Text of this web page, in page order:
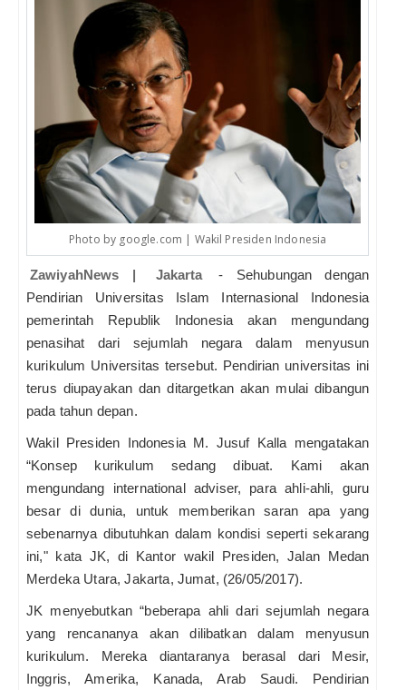
Photo by google.com | Wakil Presiden Indonesia
ZawiyahNews | Jakarta
- Sehubungan dengan
Pendirian Universitas Islam Internasional Indonesia
pemerintah Republik Indonesia akan mengundang
penasihat dari sejumlah negara dalam menyusun
kurikulum Universitas tersebut. Pendirian universitas ini
terus diupayakan dan ditargetkan akan mulai dibangun
pada tahun depan.
Wakil Presiden Indonesia M. Jusuf Kalla mengatakan
“Konsep kurikulum sedang dibuat. Kami akan
mengundang international adviser, para ahli-ahli, guru
besar di dunia, untuk memberikan saran apa yang
sebenarnya dibutuhkan dalam kondisi seperti sekarang
ini," kata JK, di Kantor wakil Presiden, Jalan Medan
Merdeka Utara, Jakarta, Jumat, (26/05/2017).
JK menyebutkan “beberapa ahli dari sejumlah negara
yang rencananya akan dilibatkan dalam menyusun
kurikulum. Mereka diantaranya berasal dari Mesir,
Inggris, Amerika, Kanada, Arab Saudi. Pendirian